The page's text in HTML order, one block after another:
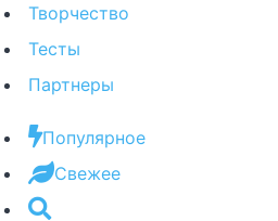
Творчество
Тесты
Партнеры
Популярное
Свежее